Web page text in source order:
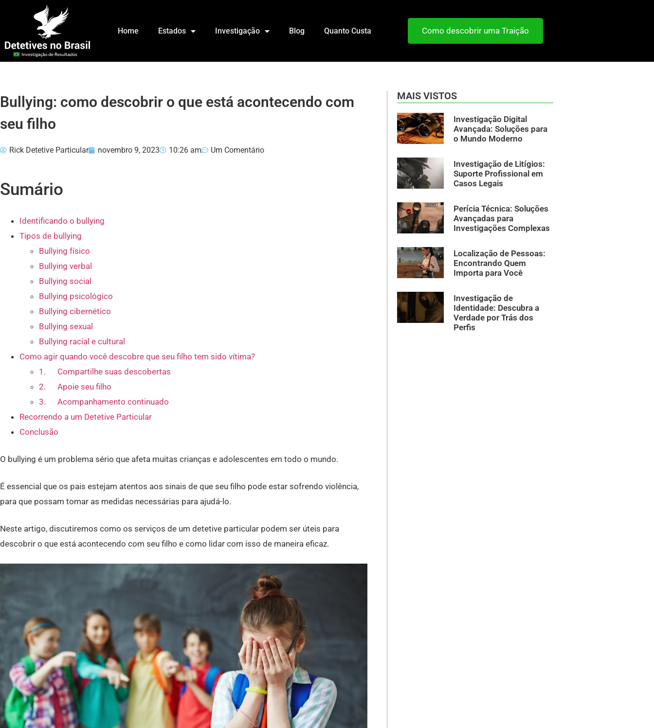
Home Estados Investigação Blog Quanto Custa Como descobrir uma Traição
Bullying: como descobrir o que está acontecendo com
seu filho
Rick Detetive Particular novembro 9, 2023 10:26 am Um Comentário
Sumário
Identificando o bullying
Tipos de bullying
Bullying físico
Bullying verbal
Bullying social
Bullying psicológico
Bullying cibernético
Bullying sexual
Bullying racial e cultural
Como agir quando você descobre que seu filho tem sido vítima?
1. Compartilhe suas descobertas
2. Apoie seu filho
3. Acompanhamento continuado
Recorrendo a um Detetive Particular
Conclusão
O bullying é um problema sério que afeta muitas crianças e adolescentes em todo o mundo.
É essencial que os pais estejam atentos aos sinais de que seu filho pode estar sofrendo violência,
para que possam tomar as medidas necessárias para ajudá-lo.
Neste artigo, discutiremos como os serviços de um detetive particular podem ser úteis para
descobrir o que está acontecendo com seu filho e como lidar com isso de maneira eficaz.
MAIS VISTOS
Investigação Digital
Avançada: Soluções para
o Mundo Moderno
Investigação de Litígios:
Suporte Profissional em
Casos Legais
Perícia Técnica: Soluções
Avançadas para
Investigações Complexas
Localização de Pessoas:
Encontrando Quem
Importa para Você
Investigação de
Identidade: Descubra a
Verdade por Trás dos
Perfis